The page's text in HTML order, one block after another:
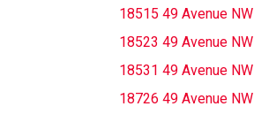
18515 49 Avenue NW
18523 49 Avenue NW
18531 49 Avenue NW
18726 49 Avenue NW